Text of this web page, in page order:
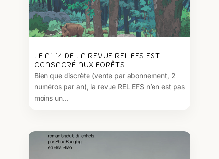
LE N° 14 DE LA REVUE RELIEFS EST
CONSACRÉ AUX FORÊTS.
Bien que discrète (vente par abonnement, 2
numéros par an), la revue RELIEFS n’en est pas
moins un...